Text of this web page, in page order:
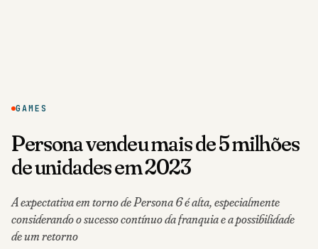
GAMES
Persona vendeu mais de 5 milhões
de unidades em 2023
A expectativa em torno de Persona 6 é alta, especialmente
considerando o sucesso contínuo da franquia e a possibilidade
de um retorno